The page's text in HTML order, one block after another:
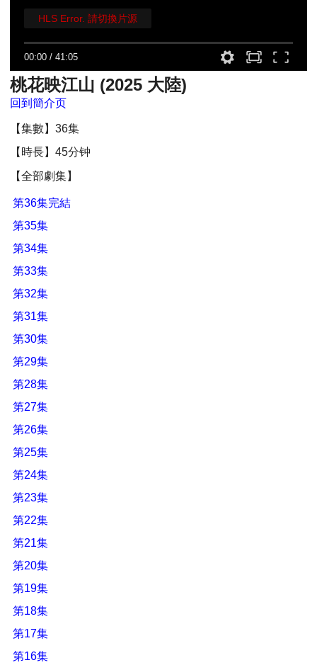
00:00 /41:05
HLS Error. 請切換片源
桃花映江山 (2025 大陸)
回到簡介页
【集數】36集
【時長】45分钟
【全部劇集】
第36集完結
第35集
第34集
第33集
第32集
第31集
第30集
第29集
第28集
第27集
第26集
第25集
第24集
第23集
第22集
第21集
第20集
第19集
第18集
第17集
第16集